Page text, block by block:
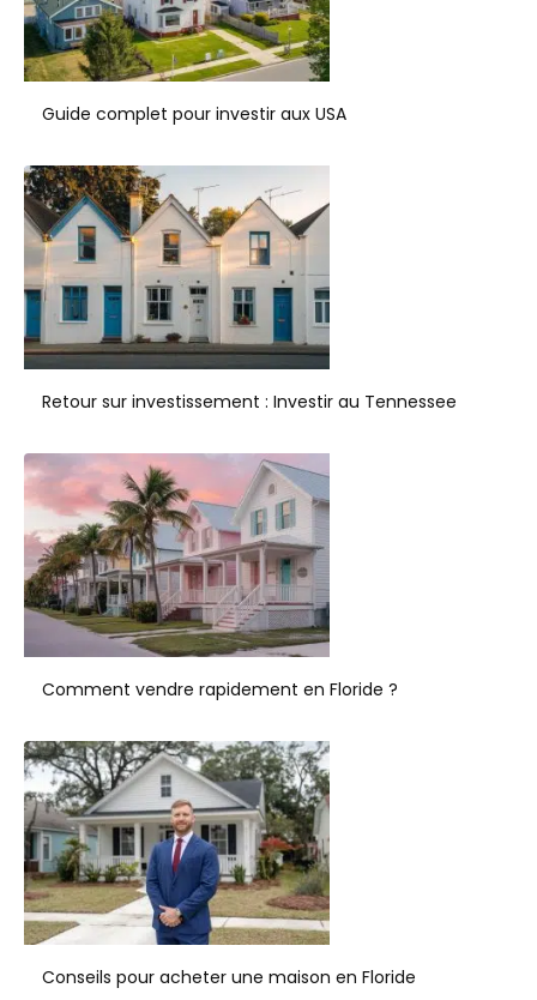
Guide complet pour investir aux USA
Retour sur investissement : Investir au Tennessee
Comment vendre rapidement en Floride ?
Conseils pour acheter une maison en Floride